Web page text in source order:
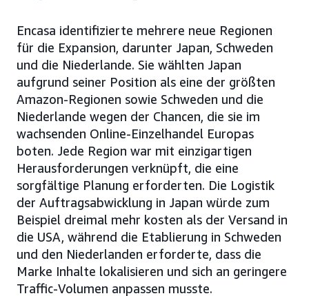
Encasa identifizierte mehrere neue Regionen
für die Expansion, darunter Japan, Schweden
und die Niederlande. Sie wählten Japan
aufgrund seiner Position als eine der größten
Amazon-Regionen sowie Schweden und die
Niederlande wegen der Chancen, die sie im
wachsenden Online-Einzelhandel Europas
boten. Jede Region war mit einzigartigen
Herausforderungen verknüpft, die eine
sorgfältige Planung erforderten. Die Logistik
der Auftragsabwicklung in Japan würde zum
Beispiel dreimal mehr kosten als der Versand in
die USA, während die Etablierung in Schweden
und den Niederlanden erforderte, dass die
Marke Inhalte lokalisieren und sich an geringere
Traffic-Volumen anpassen musste.